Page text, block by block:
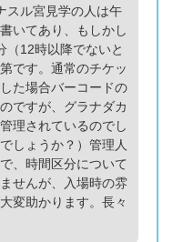
スル宮見学の人は午
いてあり、もしかし
（12時以降でないと
です。通常のチケッ
た場合バーコードの
ですが、グラナダカ
理されているのでし
しょうか？）管理人
、時間区分について
せんが、入場時の雰
変助かります。長々